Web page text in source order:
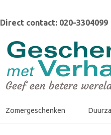
Direct contact: 020-3304099
Zomergeschenken